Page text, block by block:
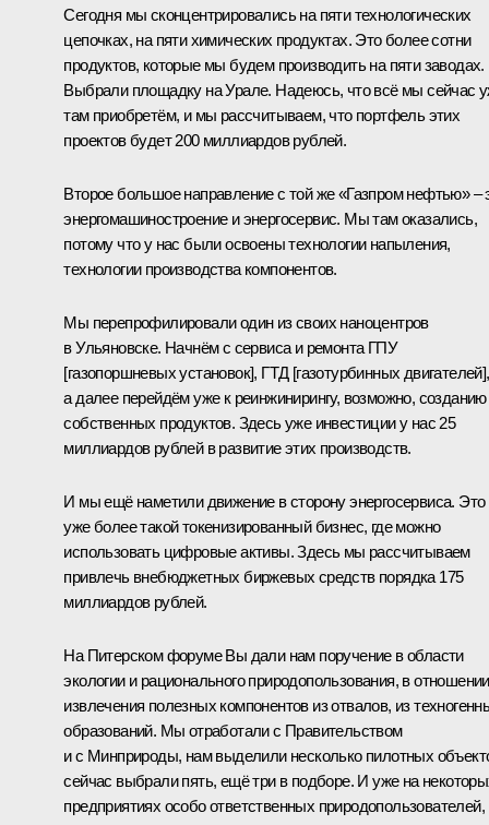
Сегодня мы сконцентрировались на пяти технологических
цепочках, на пяти химических продуктах. Это более сотни
продуктов, которые мы будем производить на пяти заводах.
Выбрали площадку на Урале. Надеюсь, что всё мы сейчас
там приобретём, и мы рассчитываем, что портфель этих
проектов будет 200 миллиардов рублей.
Второе большое направление с той же «Газпром нефтью» –
энергомашиностроение и энергосервис. Мы там оказались,
потому что у нас были освоены технологии напыления,
технологии производства компонентов.
Мы перепрофилировали один из своих наноцентров
в Ульяновске. Начнём с сервиса и ремонта ГПУ
[газопоршневых установок], ГТД [газотурбинных двигателей],
а далее перейдём уже к реинжинирингу, возможно, созданию
собственных продуктов. Здесь уже инвестиции у нас 25
миллиардов рублей в развитие этих производств.
И мы ещё наметили движение в сторону энергосервиса. Это
уже более такой токенизированный бизнес, где можно
использовать цифровые активы. Здесь мы рассчитываем
привлечь внебюджетных биржевых средств порядка 175
миллиардов рублей.
На Питерском форуме Вы дали нам поручение в области
экологии и рационального природопользования, в отношении
извлечения полезных компонентов из отвалов, из
образований. Мы отработали с Правительством
и с Минприроды, нам выделили несколько пилотных
сейчас выбрали пять, ещё три в подборе. И уже на
предприятиях особо ответственных природопользователей,